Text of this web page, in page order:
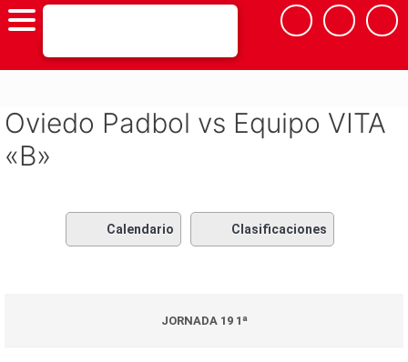
Saltar
al
contenido
Oviedo Padbol vs Equipo VITA
«B»
Calendario Clasificaciones
JORNADA 19 1ª